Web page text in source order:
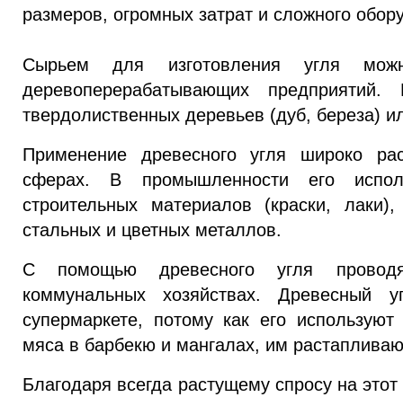
размеров, огромных затрат и сложного
Сырьем для изготовления угля
деревоперерабатывающих
твердолиственных деревьев (дуб, береза)
Применение древесного угля широко
сферах. В промышленности его
строительных материалов (краски,
стальных и цветных металлов.
С помощью древесного угля
коммунальных хозяйствах. Древесный
супермаркете, потому как его
мяса в барбекю и мангалах, им
Благодаря всегда растущему спросу на